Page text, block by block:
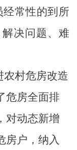
经常性的到所
决问题、难
农村危房改造
危房全面排
对动态新增
房户，纳入